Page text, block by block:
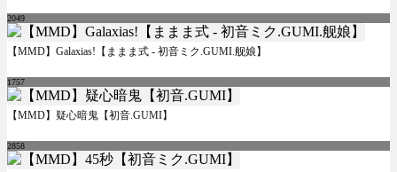
2049
【MMD】Galaxias!【ままま式 - 初音ミク.GUMI.舰娘】
1757
【MMD】疑心暗鬼【初音.GUMI】
2858